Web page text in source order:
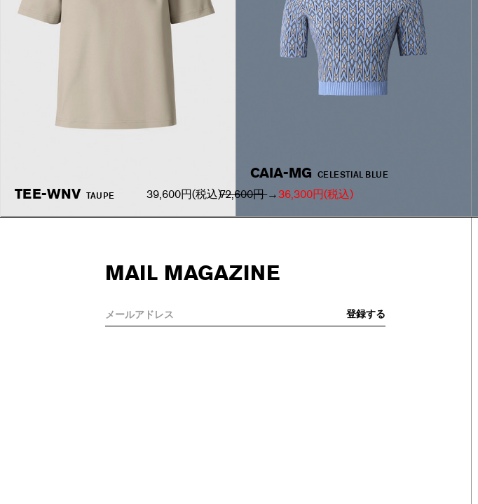
TEE-WNV TAUPE 39,600円(税込)
CAIA-MG CELESTIAL BLUE
72,600円→36,300円(税込)
MAIL MAGAZINE